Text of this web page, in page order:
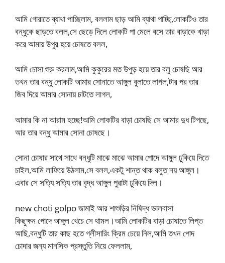
আমি গোরাতে ব্যাথা পাচ্ছিলাম, বললাম ছাড় আমি ব্যাথা পাচ্ছি,লোকটিও তার
বন্ধুকে ছাড়তে বলল,সে ছেড়ে দিলে লোকটি পা মেলে বসে তার বাড়াকে খাড়া
করে আমায় উপুর হয়ে চোষতে বলল,
আমি চোসা শুরু করলাম,আমি কুকুরের মত উপুড় হয়ে তার বলু চোষছি আর
তখন তার বন্ধু লোকটি আমার সোনাতে আঙ্গুল বুলাতে লাগল,টার পর তার
জিব দিয়ে আমার সোনায় চাটতে লাগল,
আমার কি না আরাম হচ্ছে!আমি লোকটির বাড়া চোষছি সে আমার দুধ টিপছে,
আর তার বন্ধু আমার সোনা চোষছে।
সোনা চোষার সাথে সাথে বন্ধুটি মাঝে মাঝে আমার পোদে আঙ্গুল ঢুকিয়ে দিতে
চাইল,আমি লাফিয়ে উঠলাম,সে বলল,একটু শান্ত থাক বলুত নয় আঙ্গুল।
এবার সে সত্যি সত্যি তার বৃদ্ধ আঙ্গুল পুরাটা ঢুকিয়ে দিল।
new choti golpo জামাই আর শাশুড়ির নিষিদ্ধ ভালবাসা
কিছুক্ষন পোদে আঙ্গুল খেচে সে থামল।আমি লোকটির বাড়া চোষাতে লিপ্ত
আছি,বন্ধুটি তার কাছ হতে গ্লীসারিং ক্রিম চেয়ে নিল,আমি তখন পোদ
চোদার জন্য মানসিক প্রস্তুতি নিয়ে ফেললাম,